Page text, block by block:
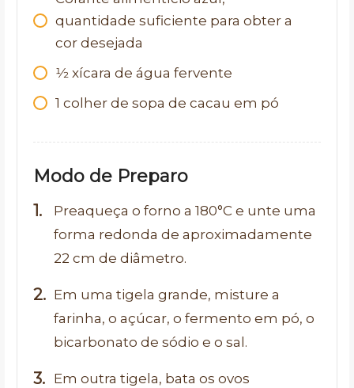
quantidade suficiente para obter a
cor desejada
1⁄2 xícara de água fervente
1 colher de sopa de cacau em pó
Modo de Preparo
Preaqueça o forno a 180°C e unte uma
forma redonda de aproximadamente
22 cm de diâmetro.
Em uma tigela grande, misture a
farinha, o açúcar, o fermento em pó, o
bicarbonato de sódio e o sal.
Em outra tigela, bata os ovos